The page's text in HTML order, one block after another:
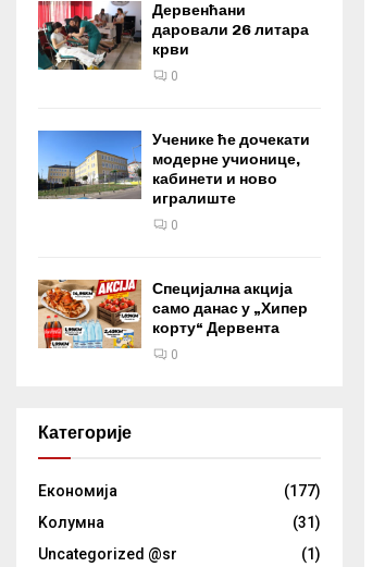
Дервенћани
даровали 26 литара
крви
0
Ученике ће дочекати
модерне учионице,
кабинети и ново
игралиште
0
Специјална акција
само данас у „Хипер
корту“ Дервента
0
Категорије
Eкономија
(177)
Kолумнa
(31)
Uncategorized @sr
(1)